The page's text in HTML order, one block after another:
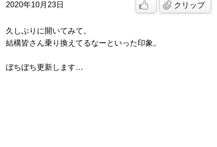
2020年10月23日 クリップ
久しぶりに開いてみて。
結構皆さん乗り換えてるなーといった印象。
ぼちぼち更新します…